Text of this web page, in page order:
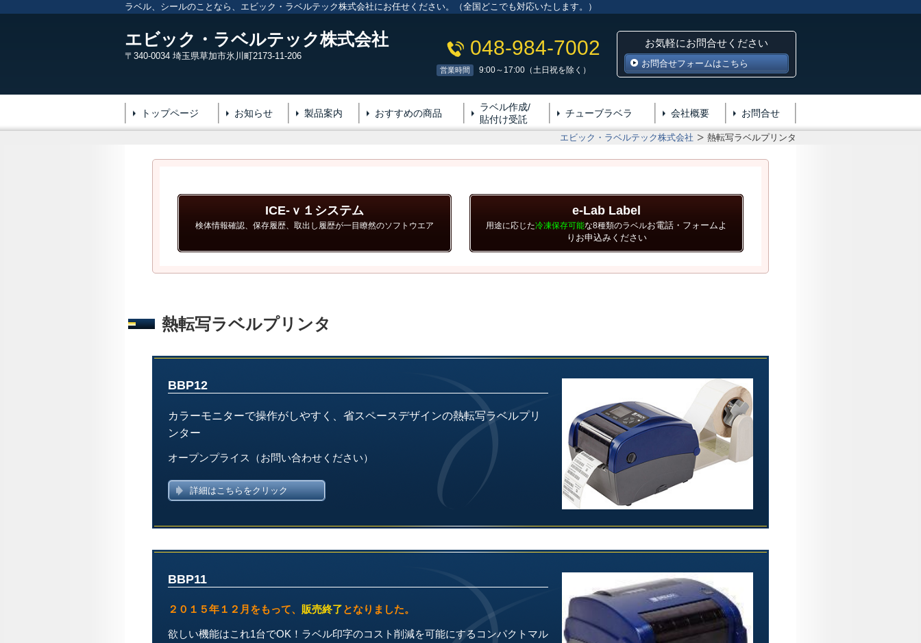
ラベル、シールのことなら、エビック・ラベルテック株式会社にお任せください。（全国どこでも対応いたします。）
エビック・ラベルテック株式会社
〒340-0034 埼玉県草加市氷川町2173-11-206 048-984-7002
営業時間 9:00～17:00（土日祝を除く）
お気軽にお問合せください
お問合せフォームはこちら
トップページ お知らせ 製品案内 おすすめの商品
ラベル作成/
貼付け受託
チューブラベラ 会社概要 お問合せ
エビック・ラベルテック株式会社 熱転写ラベルプリンタ
ICE-ｖ１システム
検体情報確認、保存履歴、取出し履歴が一目瞭然のソフトウエア
e-Lab Label
用途に応じた冷凍保存可能な8種類のラベルお電話・フォームよ
りお申込みください
熱転写ラベルプリンタ
BBP12
カラーモニターで操作がしやすく、省スペースデザインの熱転写ラベルプリ
ンター
オープンプライス（お問い合わせください）
詳細はこちらをクリック
BBP11
２０１５年１２月をもって、 販売終了となりました。
欲しい機能はこれ1台でOK！ラベル印字のコスト削減を可能にするコンパクトマル